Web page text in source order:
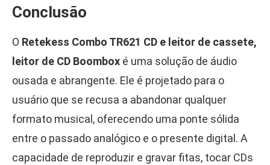
Conclusão
O Retekess Combo TR621 CD e leitor de cassete,
leitor de CD Boombox é uma solução de áudio
ousada e abrangente. Ele é projetado para o
usuário que se recusa a abandonar qualquer
formato musical, oferecendo uma ponte sólida
entre o passado analógico e o presente digital. A
capacidade de reproduzir e gravar fitas, tocar CDs